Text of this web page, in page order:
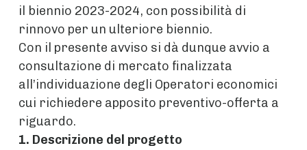
il biennio 2023-2024, con possibilità di
rinnovo per un ulteriore biennio.
Con il presente avviso si dà dunque avvio a
consultazione di mercato finalizzata
all’individuazione degli Operatori economici
cui richiedere apposito preventivo-offerta a
riguardo.
1. Descrizione del progetto